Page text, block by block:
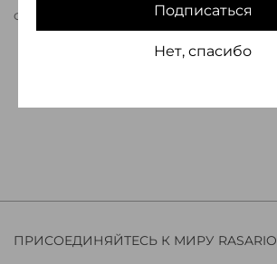
СВЯЗАТЬСЯ С МЕНЕДЖЕРОМ
ПРИСОЕДИНЯЙТЕСЬ К МИРУ RASARIO
Подписаться
Нет, спасибо